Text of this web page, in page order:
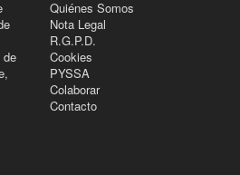
de
Quiénes Somos
Nota Legal
R.G.P.D.
Cookies
PYSSA
Colaborar
Contacto